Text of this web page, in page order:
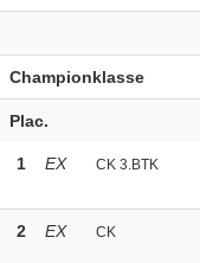
Championklasse
Plac.
1 EX CK 3.BTK
2 EX CK